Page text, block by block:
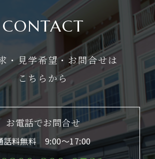
CONTACT
・見学希望・お問合せは
こちらから
お電話でお問合せ
話料無料 9:00〜17:00